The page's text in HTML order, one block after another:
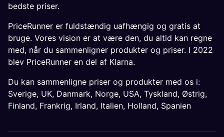
bedste priser.
PriceRunner er fuldstændig uafhængig og gratis at
bruge. Vores vision er at være den, du altid kan regne
med, når du sammenligner produkter og priser. I 2022
blev PriceRunner en del af Klarna.
Du kan sammenligne priser og produkter med os i:
Sverige, UK, Danmark, Norge, USA, Tyskland, Østrig,
Finland, Frankrig, Irland, Italien, Holland, Spanien